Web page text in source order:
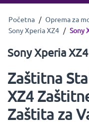
Početna / Oprema za
Sony Xperia XZ4 / Sony
Sony Xperia
Zaštitna
XZ4
Zaštita za